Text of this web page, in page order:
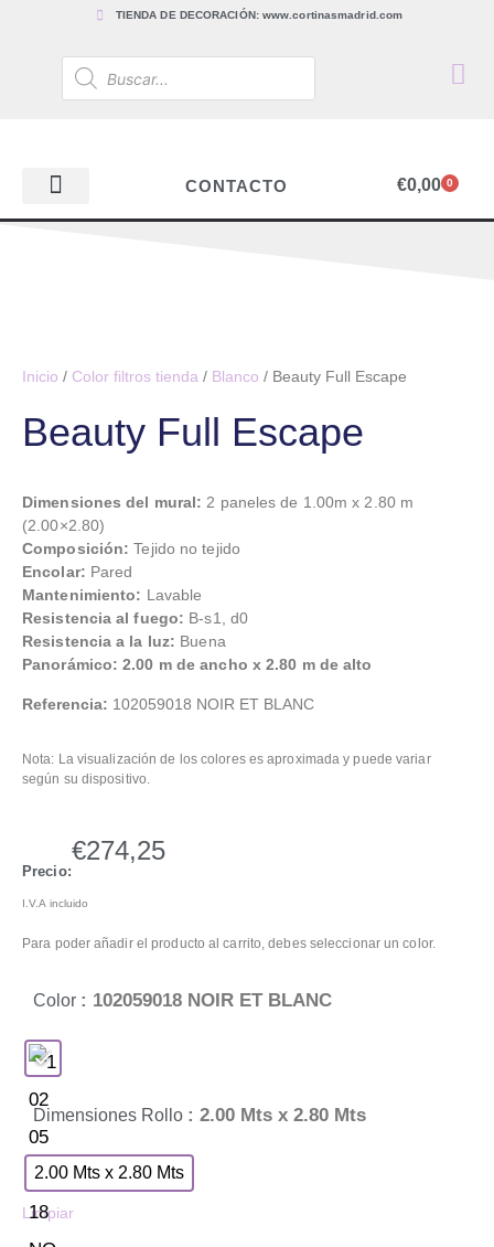
TIENDA DE DECORACIÓN: www.cortinasmadrid.com
CONTACTO €0,00 0
Inicio / Color filtros tienda / Blanco / Beauty Full Escape
Beauty Full Escape
Dimensiones del mural: 2 paneles de 1.00m x 2.80 m
(2.00×2.80)
Composición: Tejido no tejido
Encolar: Pared
Mantenimiento: Lavable
Resistencia al fuego: B-s1, d0
Resistencia a la luz: Buena
Panorámico: 2.00 m de ancho x 2.80 m de alto
Referencia: 102059018 NOIR ET BLANC
Nota: La visualización de los colores es aproximada y puede variar
según su dispositivo.
Precio:
€274,25
I.V.A incluido
Para poder añadir el producto al carrito, debes seleccionar un color.
Color : 102059018 NOIR ET BLANC
Dimensiones Rollo : 2.00 Mts x 2.80 Mts
2.00 Mts x 2.80 Mts
Limpiar